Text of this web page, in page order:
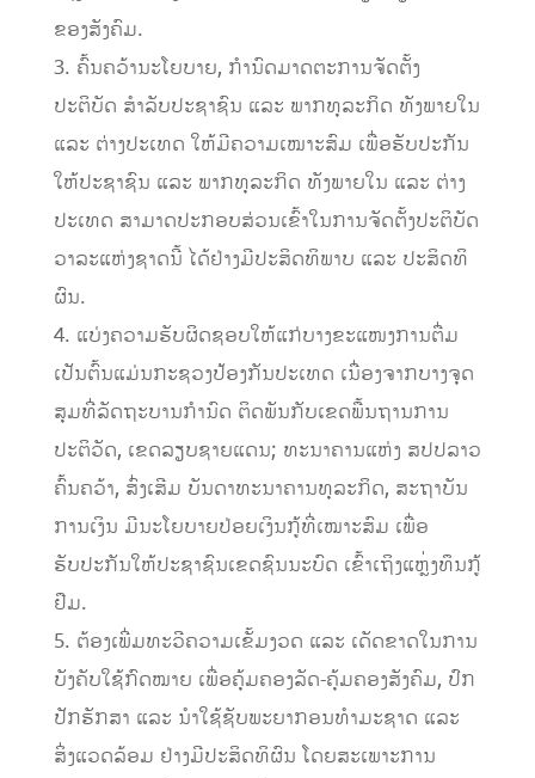
ຂອງສັງຄົມ.
3. ຄົ້ນຄວ້ານະໂຍບາຍ, ກຳນົດມາດຕະການຈັດຕັ້ງ
ປະຕິບັດ ສໍາລັບປະຊາຊົນ ແລະ ພາກທຸລະກິດ ທັງພາຍໃນ
ແລະ ຕ່າງປະເທດ ໃຫ້ມີຄວາມເໝາະສົມ ເພື່ອຮັບປະກັນ
ໃຫ້ປະຊາຊົນ ແລະ ພາກທຸລະກິດ ທັງພາຍໃນ ແລະ ຕ່າງ
ປະເທດ ສາມາດປະກອບສ່ວນເຂົ້າໃນການຈັດຕັ້ງປະຕິບັດ
ວາລະແຫ່ງຊາດນີ້ ໄດ້ຢ່າງມີປະສິດທິພາບ ແລະ ປະສິດທິ
ຜົນ.
4. ແບ່ງຄວາມຮັບຜິດຊອບໃຫ້ແກ່ບາງຂະແໜງການຕື່ມ
ເປັນຕົ້ນແມ່ນກະຊວງປ້ອງກັນປະເທດ ເນື່ອງຈາກບາງຈຸດ
ສຸມທີ່ລັດຖະບານກໍານົດ ຕິດພັນກັບເຂດພື້ນຖານການ
ປະຕິວັດ, ເຂດລຽບຊາຍແດນ; ທະນາຄານແຫ່ງ ສປປລາວ
ຄົ້ນຄວ້າ, ສົ່ງເສີມ ບັນດາທະນາຄານທຸລະກິດ, ສະຖາບັນ
ການເງິນ ມີນະໂຍບາຍປ່ອຍເງິນກູ້ທີ່ເໝາະສົມ ເພື່ອ
ຮັບປະກັນໃຫ້ປະຊາຊົນເຂດຊົນນະບົດ ເຂົ້າເຖິງແຫຼ່ງທຶນກູ້
ຢືມ.
5. ຕ້ອງເພີ່ມທະວີຄວາມເຂັ້ມງວດ ແລະ ເດັດຂາດໃນການ
ບັງຄັບໃຊ້ກົດໝາຍ ເພື່ອຄຸ້ມຄອງລັດ-ຄຸ້ມຄອງສັງຄົມ, ປົກ
ປັກຮັກສາ ແລະ ນໍາໃຊ້ຊັບພະຍາກອນທຳມະຊາດ ແລະ
ສິ່ງແວດລ້ອມ ຢ່າງມີປະສິດທິຜົນ ໂດຍສະເພາະການ